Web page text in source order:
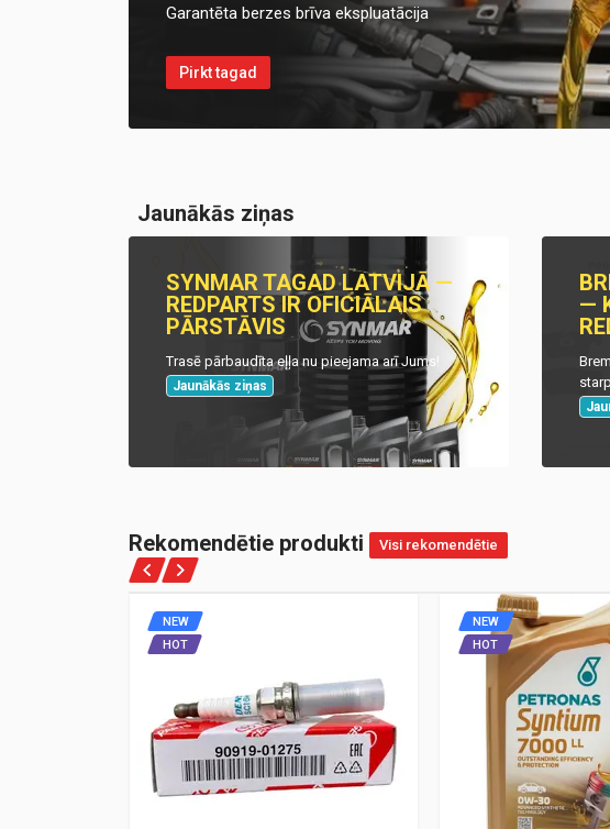
Garantēta berzes brīva ekspluatācija
Pirkt tagad
Jaunākās ziņas
SYNMAR TAGAD LATVIJĀ —
REDPARTS IR OFICIĀLAIS
PĀRSTĀVIS
Trasē pārbaudīta eļļa nu pieejama arī Jums!
Jaunākās ziņas
—
Rekomendētie produkti Visi rekomendētie
NEW
HOT
NEW
HOT